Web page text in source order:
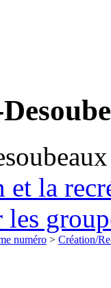
et la
numéro > Création/